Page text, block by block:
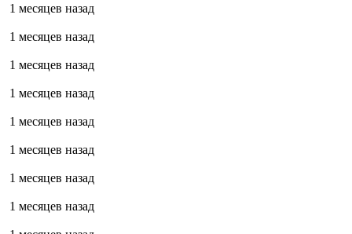
1 месяцев назад
1 месяцев назад
1 месяцев назад
1 месяцев назад
1 месяцев назад
1 месяцев назад
1 месяцев назад
1 месяцев назад